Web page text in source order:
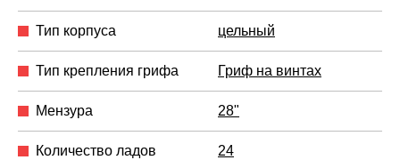
Тип корпуса цельный
Тип крепления грифа Гриф на винтах
Мензура 28"
Количество ладов 24